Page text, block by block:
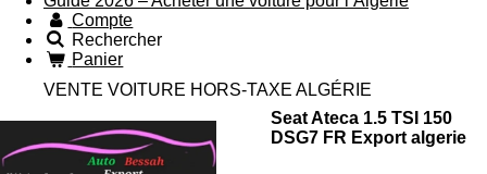
Compte
Rechercher
Panier
VENTE VOITURE HORS-TAXE ALGÉRIE
Seat Ateca 1.5 TSI 150
DSG7 FR Export algerie